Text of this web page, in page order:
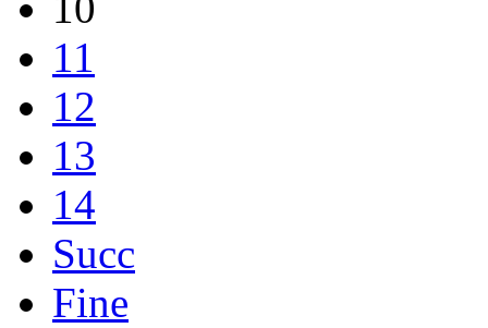
11
12
13
14
Succ
Fine